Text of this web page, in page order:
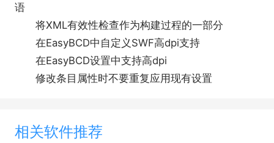
语
将XML有效性检查作为构建过程的一部分
在EasyBCD中自定义SWF高dpi支持
在EasyBCD设置中支持高dpi
修改条目属性时不要重复应用现有设置
相关软件推荐